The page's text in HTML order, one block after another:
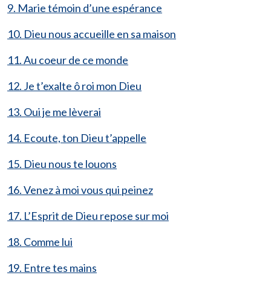
9. Marie témoin d’une espérance
10. Dieu nous accueille en sa maison
11. Au coeur de ce monde
12. Je t’exalte ô roi mon Dieu
13. Oui je me lèverai
14. Ecoute, ton Dieu t’appelle
15. Dieu nous te louons
16. Venez à moi vous qui peinez
17. L’Esprit de Dieu repose sur moi
18. Comme lui
19. Entre tes mains